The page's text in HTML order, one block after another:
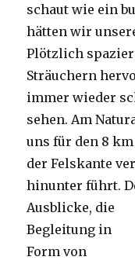
schaut wie ein
hätten wir
Plötzlich
Sträuchern
immer wieder
sehen. Am
uns für den 8
der Felskante
hinunter führt.
Ausblicke, die
Begleitung in
Form von